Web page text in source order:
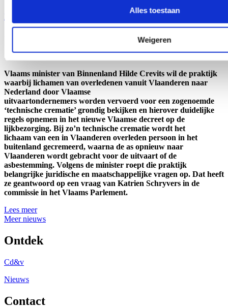
Alles toestaan
Weigeren
Lees meer
Crevits wil duidelijke regels rond ‘crematietoerisme’
Vlaams minister van Binnenland Hilde Crevits wil de praktijk
waarbij lichamen van overledenen vanuit Vlaanderen naar
Nederland door Vlaamse
uitvaartondernemers worden vervoerd voor een zogenoemde
‘technische crematie’ grondig bekijken en hierover duidelijke
regels opnemen in het nieuwe Vlaamse decreet op de
lijkbezorging. Bij zo’n technische crematie wordt het
lichaam van een in Vlaanderen overleden persoon in het
buitenland gecremeerd, waarna de as opnieuw naar
Vlaanderen wordt gebracht voor de uitvaart of de
asbestemming. Volgens de minister roept die praktijk
belangrijke juridische en maatschappelijke vragen op. Dat heeft
ze geantwoord op een vraag van Katrien Schryvers in de
commissie in het Vlaams Parlement.
Lees meer
Meer nieuws
Ontdek
Cd&v
Nieuws
Contact